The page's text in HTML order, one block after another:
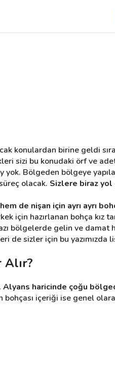
konulardan birine geldi
sizi bu konudaki örf ve
Bölgeden bölgeye
olacak. Sizlere biraz yol
de nişan için ayrı ayrı
için hazırlanan bohça kız
bölgelerde gelin ve
de sizler için bu yazımızda
Alyans haricinde çoğu
içeriği ise genel